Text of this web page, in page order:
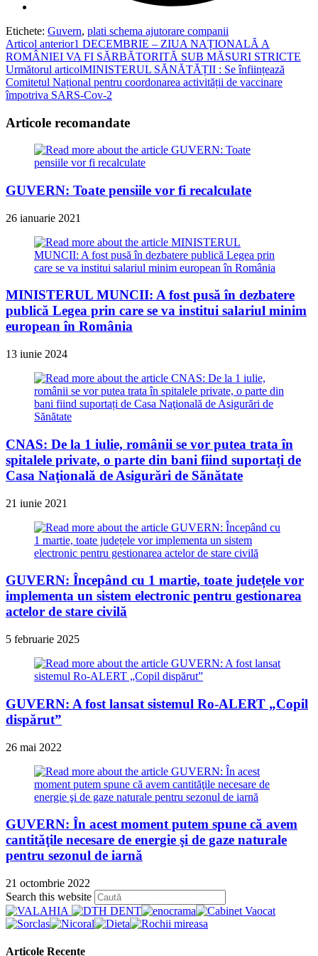
Etichete: Guvern, plati schema ajutorare companii
Read
more
articles
Articol anterior1 DECEMBRIE – ZIUA NAȚIONALĂ A
ROMÂNIEI VA FI SĂRBĂTORITĂ SUB MĂSURI STRICTE
Următorul articolMINISTERUL SĂNĂTĂȚII : Se înființează
Comitetul Național pentru coordonarea activității de vaccinare
împotriva SARS-Cov-2
Articole recomandate
GUVERN: Toate pensiile vor fi recalculate
26 ianuarie 2021
MINISTERUL MUNCII: A fost pusă în dezbatere
publică Legea prin care se va institui salariul minim
european în România
13 iunie 2024
CNAS: De la 1 iulie, românii se vor putea trata în
spitalele private, o parte din bani fiind suportați de
Casa Naţională de Asigurări de Sănătate
21 iunie 2021
GUVERN: Începând cu 1 martie, toate județele vor
implementa un sistem electronic pentru gestionarea
actelor de stare civilă
5 februarie 2025
GUVERN: A fost lansat sistemul Ro-ALERT „Copil
dispărut”
26 mai 2022
GUVERN: În acest moment putem spune că avem
cantităţile necesare de energie şi de gaze naturale
pentru sezonul de iarnă
21 octombrie 2022
Search this website
Escape
Articole Recente